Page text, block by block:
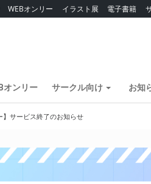
WEBオンリー イラスト展 電子書籍
オンリー サークル向け お知
】サービス終了のお知らせ